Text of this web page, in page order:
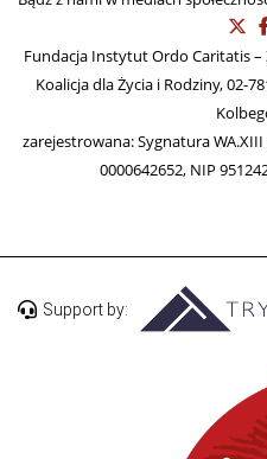
Fundacja Instytut Ordo Caritatis –
Koalicja dla Życia i Rodziny, 02-
zarejestrowana: Sygnatura WA.XIII
0000642652, NIP
Support by: